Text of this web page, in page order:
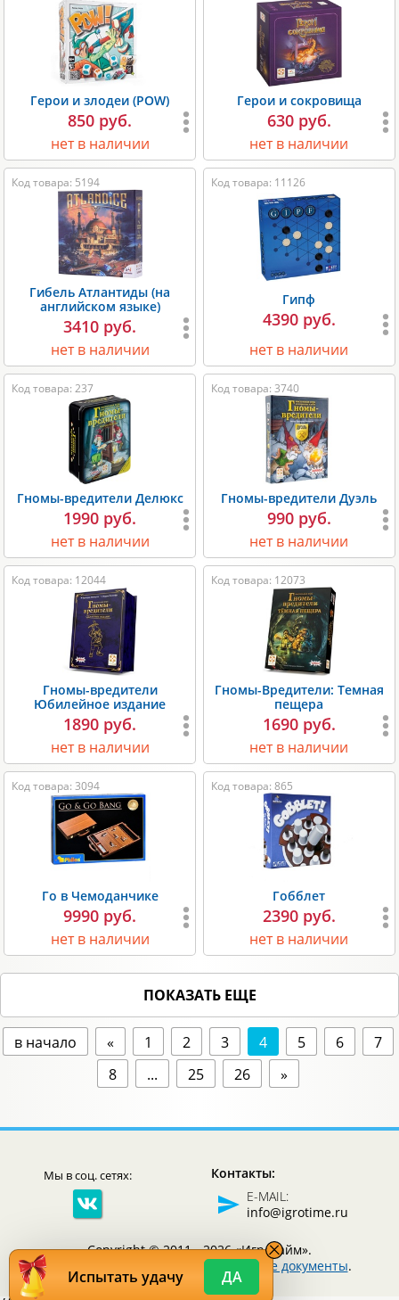
Герои и злодеи (POW)
850 руб.
нет в наличии
Герои и сокровища
630 руб.
нет в наличии
Код товара: 5194
Гибель Атлантиды (на
английском языке)
3410 руб.
нет в наличии
Код товара: 11126
Гипф
4390 руб.
нет в наличии
Код товара: 237
Гномы-вредители Делюкс
1990 руб.
нет в наличии
Код товара: 3740
Гномы-вредители Дуэль
990 руб.
нет в наличии
Код товара: 12044
Гномы-вредители
Юбилейное издание
1890 руб.
нет в наличии
Код товара: 12073
Гномы-Вредители: Темная
пещера
1690 руб.
нет в наличии
Код товара: 3094
Го в Чемоданчике
9990 руб.
нет в наличии
Код товара: 865
Гобблет
2390 руб.
нет в наличии
ПОКАЗАТЬ ЕЩЕ
в начало « 1 2 3 4 5 6
7
8
... 25 26 »
Мы в соц. сетях:
Контакты:
E-MAIL:
info@igrotime.ru
Copyright © 2011 - 2026 «Игротайм».
Юридические документы.
Испытать удачу ДА